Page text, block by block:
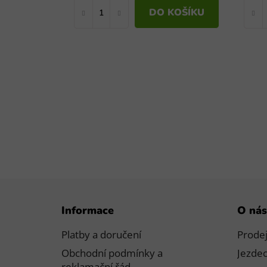
DO KOŠÍKU
Informace
Platby a doručení
Obchodní podmínky a
O nás